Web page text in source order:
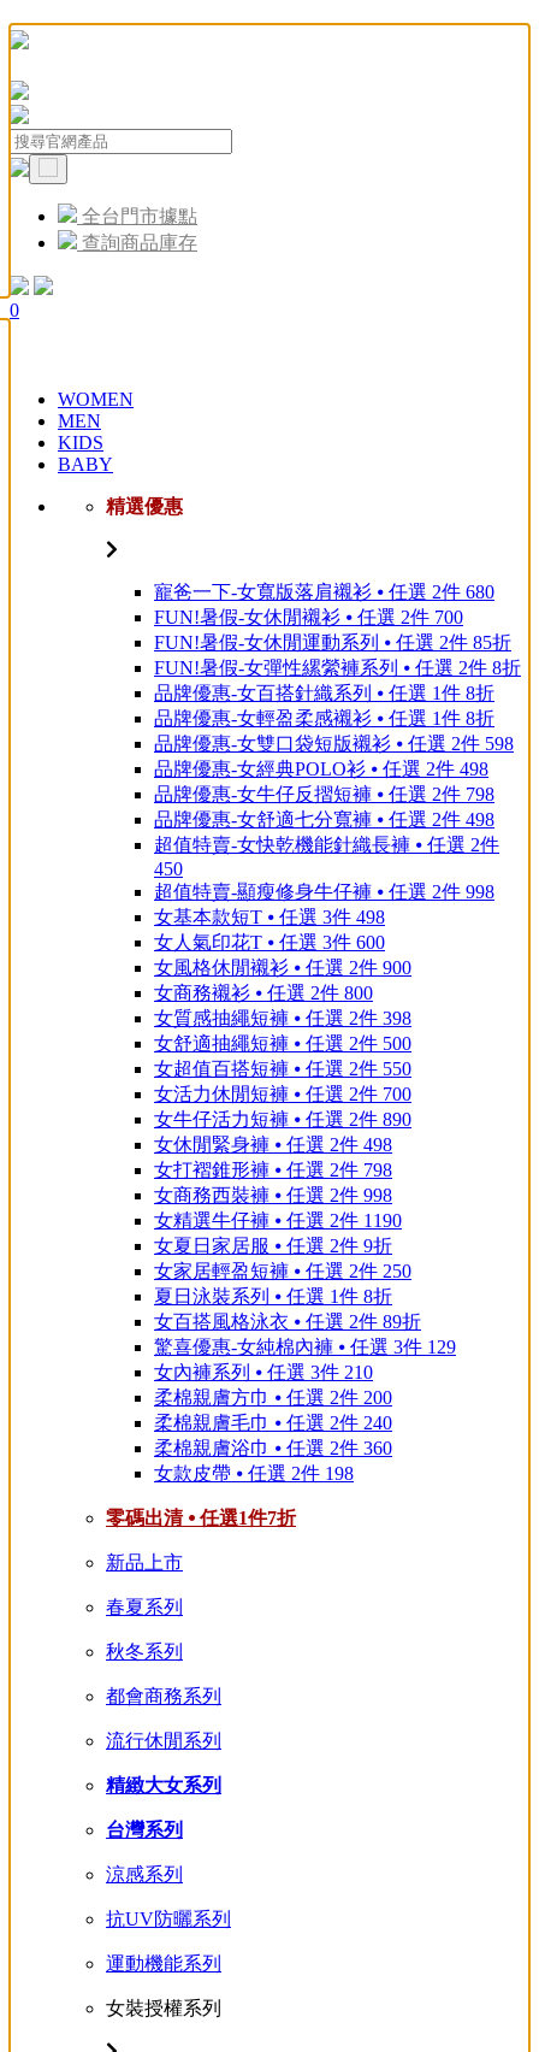
全台門市據點
查詢商品庫存
0
WOMEN
MEN
KIDS
BABY
精選優惠
寵爸一下-女寬版落肩襯衫 ⦁ 任選 2件 680
FUN!暑假-女休閒襯衫 ⦁ 任選 2件 700
FUN!暑假-女休閒運動系列 ⦁ 任選 2件 85折
FUN!暑假-女彈性縲縈褲系列 ⦁ 任選 2件 8折
品牌優惠-女百搭針織系列 ⦁ 任選 1件 8折
品牌優惠-女輕盈柔感襯衫 ⦁ 任選 1件 8折
品牌優惠-女雙口袋短版襯衫 ⦁ 任選 2件 598
品牌優惠-女經典POLO衫 ⦁ 任選 2件 498
品牌優惠-女牛仔反摺短褲 ⦁ 任選 2件 798
品牌優惠-女舒適七分寬褲 ⦁ 任選 2件 498
超值特賣-女快乾機能針織長褲 ⦁ 任選 2件
450
超值特賣-顯瘦修身牛仔褲 ⦁ 任選 2件 998
女基本款短T ⦁ 任選 3件 498
女人氣印花T ⦁ 任選 3件 600
女風格休閒襯衫 ⦁ 任選 2件 900
女商務襯衫 ⦁ 任選 2件 800
女質感抽繩短褲 ⦁ 任選 2件 398
女舒適抽繩短褲 ⦁ 任選 2件 500
女超值百搭短褲 ⦁ 任選 2件 550
女活力休閒短褲 ⦁ 任選 2件 700
女牛仔活力短褲 ⦁ 任選 2件 890
女休閒緊身褲 ⦁ 任選 2件 498
女打褶錐形褲 ⦁ 任選 2件 798
女商務西裝褲 ⦁ 任選 2件 998
女精選牛仔褲 ⦁ 任選 2件 1190
女夏日家居服 ⦁ 任選 2件 9折
女家居輕盈短褲 ⦁ 任選 2件 250
夏日泳裝系列 ⦁ 任選 1件 8折
女百搭風格泳衣 ⦁ 任選 2件 89折
驚喜優惠-女純棉內褲 ⦁ 任選 3件 129
女內褲系列 ⦁ 任選 3件 210
柔棉親膚方巾 ⦁ 任選 2件 200
柔棉親膚毛巾 ⦁ 任選 2件 240
柔棉親膚浴巾 ⦁ 任選 2件 360
女款皮帶 ⦁ 任選 2件 198
零碼出清 ⦁ 任選1件7折
新品上市
春夏系列
秋冬系列
都會商務系列
流行休閒系列
精緻大女系列
台灣系列
涼感系列
抗UV防曬系列
運動機能系列
女裝授權系列